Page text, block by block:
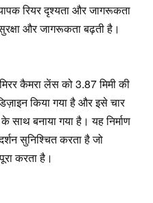
रियर दृश्यता और जागरूकता
और जागरूकता बढ़ती है।
कैमरा लेंस को 3.87 मिमी की
किया गया है और इसे चार
बनाया गया है। यह निर्माण
सुनिश्चित करता है जो
करता है।